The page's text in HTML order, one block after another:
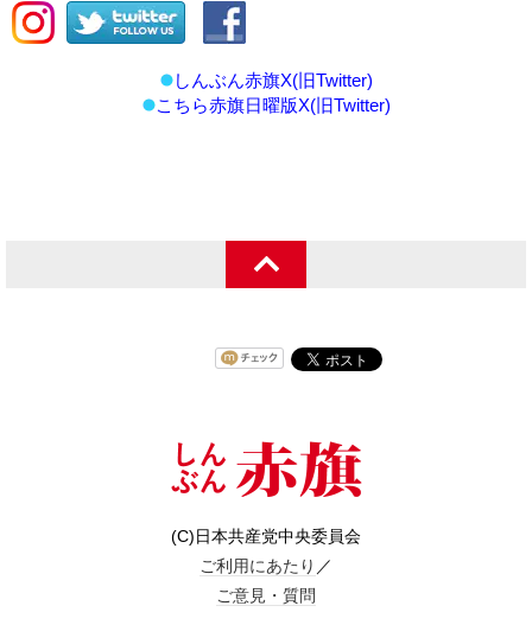
しんぶん赤旗X(旧Twitter)
こちら赤旗日曜版X(旧Twitter)
(C)日本共産党中央委員会
ご利用にあたり ／
ご意見・質問